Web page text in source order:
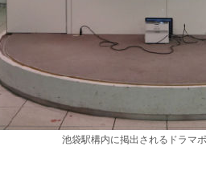
池袋駅構内に掲出されるドラマ